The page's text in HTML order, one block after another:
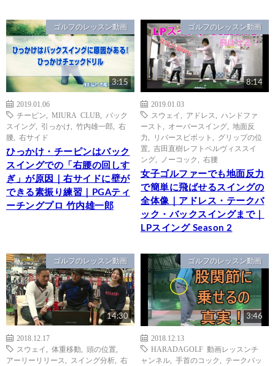
ゴルフのレッスン動画
3:15
2019.01.06
チーピン
MIURA CLUB
バック
スイング
引っかけ 竹内雄一郎
右
腰
右サイド
ひっかけ・チーピンはバック
スイングでの「右腰の回しす
ぎ」が原因｜右サイドに壁が
できる素振り練習｜PGAティ
ーチングプロ 竹内雄一郎
ゴルフのレッスン動画
8:14
2019.01.03
スウェイ
アドレス
ハンドファ
ースト
オーバースイング
地面反
力
リバースピボット
グリップの位
置
吉田直樹レフトペルヴィススイ
ング
ノーコック 右腰
女子ゴルファーでも地面反力
で簡単に飛ばせるスイングの
全体像｜アドレス・テークバ
ック・バックスイングまで｜
LPスイング Season 2
ゴルフのレッスン動画
14:30
2018.12.17
スウェイ
体重移動 頭の位置
アーリーリリース
スイング分析
右
ゴルフのレッスン動画
3:46
2018.12.13
HARADAGOLF 動画レッスンチ
ャンネル
手首のコック
テークバッ